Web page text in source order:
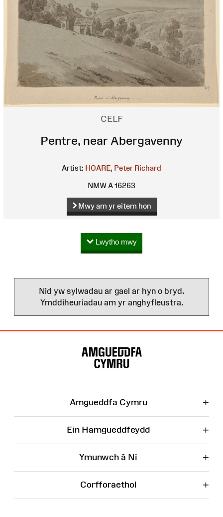
CELF
Pentre, near Abergavenny
Artist: HOARE, Peter Richard
NMW A 16263
Mwy am yr eitem hon
Lwytho mwy
Nid yw sylwadau ar gael ar hyn o bryd.
Ymddiheuriadau am yr anghyfleustra.
Amgueddfa Cymru +
Ein Hamgueddfeydd +
Ymunwch â Ni +
Corfforaethol +